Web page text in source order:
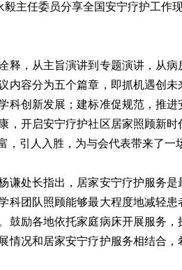
毅主任委员分享全国安宁疗护工作
释，从主旨演讲到专题演讲，从
内容分为五个篇章，即抓机遇创未
科创新发展；建标准促规范，推
，开启安宁疗护社区居家照顾新
，引人入胜，为与会代表带来了一
谦处长指出，居家安宁疗护服务
科团队照顾能够最大程度地减轻
。鼓励各地依托家庭病床开展服务
情况和居家安宁疗护服务相结合